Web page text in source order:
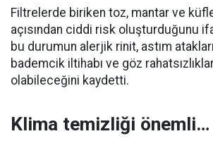
Filtrelerde biriken toz, mantar ve
açısından ciddi risk oluşturduğunu
bu durumun alerjik rinit, astım
bademcik iltihabı ve göz
olabileceğini kaydetti.
Klima temizliği önemli…